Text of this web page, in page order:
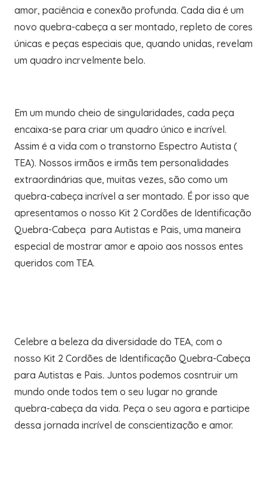
amor, paciência e conexão profunda. Cada dia é um
novo quebra-cabeça a ser montado, repleto de cores
únicas e peças especiais que, quando unidas, revelam
um quadro incrvelmente belo.
Em um mundo cheio de singularidades, cada peça
encaixa-se para criar um quadro único e incrível.
Assim é a vida com o transtorno Espectro Autista (
TEA). Nossos irmãos e irmãs tem personalidades
extraordinárias que, muitas vezes, são como um
quebra-cabeça incrível a ser montado. É por isso que
apresentamos o nosso Kit 2 Cordões de Identificação
Quebra-Cabeça para Autistas e Pais, uma maneira
especial de mostrar amor e apoio aos nossos entes
queridos com TEA.
Celebre a beleza da diversidade do TEA, com o
nosso Kit 2 Cordões de Identificação Quebra-Cabeça
para Autistas e Pais. Juntos podemos cosntruir um
mundo onde todos tem o seu lugar no grande
quebra-cabeça da vida. Peça o seu agora e participe
dessa jornada incrível de conscientização e amor.